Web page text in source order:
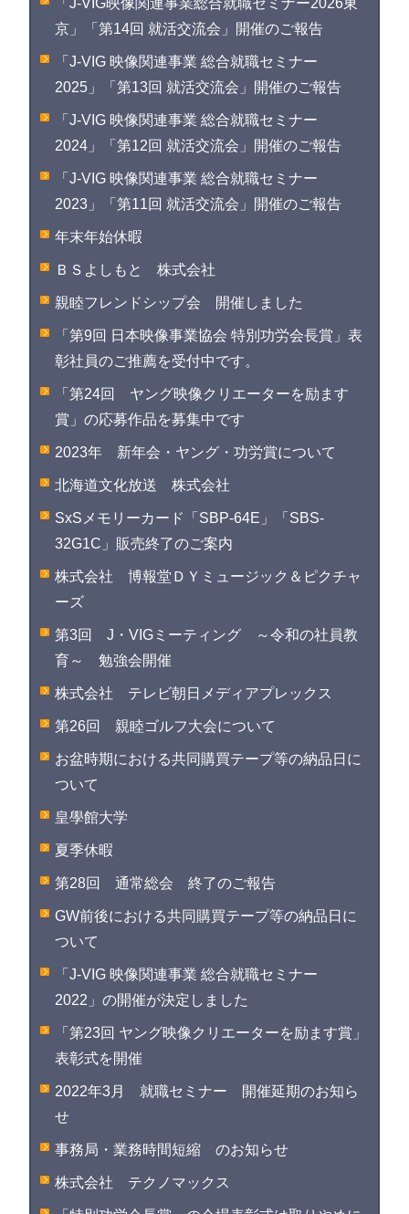
「J-VIG映像関連事業総合就職セミナー2026東
京」「第14回 就活交流会」開催のご報告
「J-VIG 映像関連事業 総合就職セミナー
2025」「第13回 就活交流会」開催のご報告
「J-VIG 映像関連事業 総合就職セミナー
2024」「第12回 就活交流会」開催のご報告
「J-VIG 映像関連事業 総合就職セミナー
2023」「第11回 就活交流会」開催のご報告
年末年始休暇
ＢＳよしもと 株式会社
親睦フレンドシップ会 開催しました
「第9回 日本映像事業協会 特別功労会長賞」表
彰社員のご推薦を受付中です。
「第24回 ヤング映像クリエーターを励ます
賞」の応募作品を募集中です
2023年 新年会・ヤング・功労賞について
北海道文化放送 株式会社
SxSメモリーカード「SBP-64E」「SBS-
32G1C」販売終了のご案内
株式会社 博報堂ＤＹミュージック＆ピクチャ
ーズ
第3回 J・VIGミーティング ～令和の社員教
育～ 勉強会開催
株式会社 テレビ朝日メディアプレックス
第26回 親睦ゴルフ大会について
お盆時期における共同購買テープ等の納品日に
ついて
皇學館大学
夏季休暇
第28回 通常総会 終了のご報告
GW前後における共同購買テープ等の納品日に
ついて
「J-VIG 映像関連事業 総合就職セミナー
2022」の開催が決定しました
「第23回 ヤング映像クリエーターを励ます賞」
表彰式を開催
2022年3月 就職セミナー 開催延期のお知ら
せ
事務局・業務時間短縮 のお知らせ
株式会社 テクノマックス